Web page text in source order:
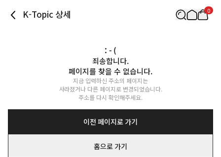
K-Topic 상세 0
: - (
죄송합니다.
페이지를 찾을 수 없습니다.
지금 입력하신 주소의 페이지는
사라졌거나 다른 페이지로 변경되었습니다.
주소를 다시 확인해주세요.
이전 페이지로 가기
홈으로 가기